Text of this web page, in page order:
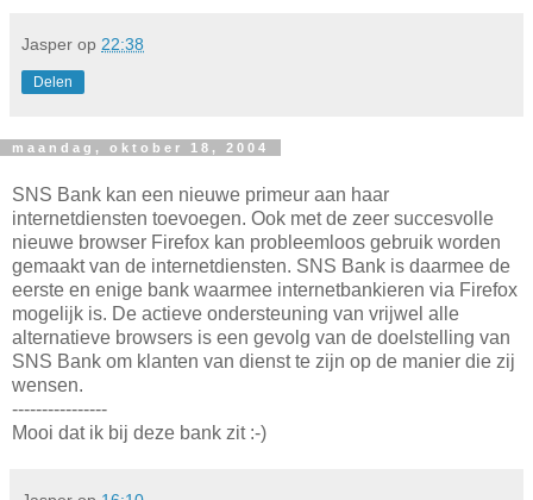
Jasper op 22:38
Delen
maandag, oktober 18, 2004
SNS Bank kan een nieuwe primeur aan haar
internetdiensten toevoegen. Ook met de zeer succesvolle
nieuwe browser Firefox kan probleemloos gebruik worden
gemaakt van de internetdiensten. SNS Bank is daarmee de
eerste en enige bank waarmee internetbankieren via Firefox
mogelijk is. De actieve ondersteuning van vrijwel alle
alternatieve browsers is een gevolg van de doelstelling van
SNS Bank om klanten van dienst te zijn op de manier die zij
wensen.
----------------
Mooi dat ik bij deze bank zit :-)